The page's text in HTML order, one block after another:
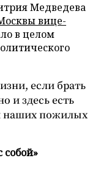
Медведева
вице-
в целом
если брать
и здесь есть
наших пожилых
собой»